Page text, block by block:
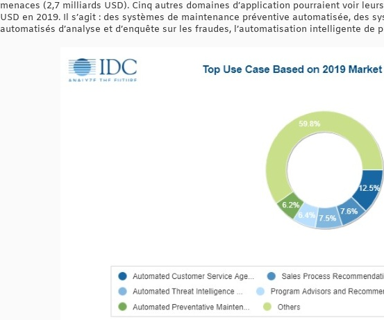
menaces (2,7 milliards USD). Cinq autres domaines d’application pourraient voir
USD en 2019. Il s’agit : des systèmes de maintenance préventive automatisée, des
automatisés d’analyse et d’enquête sur les fraudes, l’automatisation intelligente de